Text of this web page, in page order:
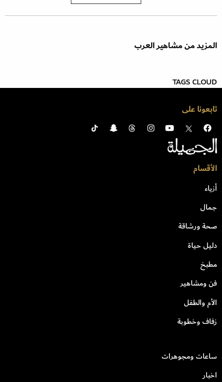
المزيد من مشاهير العرب
TAGS CLOUD
تابعونا على
الأقسام
أزياء
جمال
صحة ورشاقة
دليل حياة
مطبخ
فن ومشاهير
الأم والطفل
زفاف وخطوبة
ساعات ومجوهرات
اخبار